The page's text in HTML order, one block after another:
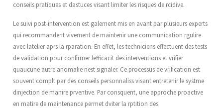
conseils pratiques et dastuces visant limiter les risques de rcidive.
Le suivi post-intervention est galement mis en avant par plusieurs experts
qui recommandent vivement de maintenir une communication rgulire
avec latelier aprs la rparation. En effet, les techniciens effectuent des tests
de validation pour confirmer lefficacit des interventions et vrifier
quaucune autre anomalie nest signaler. Ce processus de vrification est
souvent complt par des conseils personnaliss visant entretenir le systme
dinjection de manire prventive. Par consquent, une approche proactive
en matire de maintenance permet dviter la rptition des